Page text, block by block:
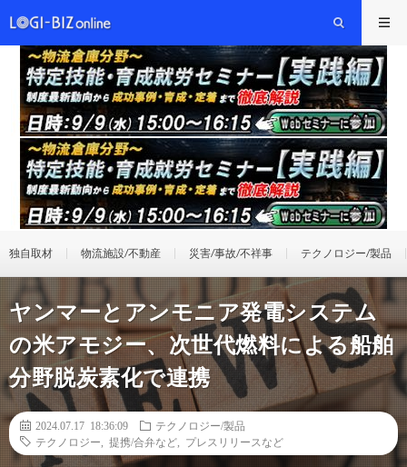
独自取材 物流施設/不動産 災害/事故/不祥事 テクノロジー/製品
ヤンマーとアンモニア発電システム
の米アモジー、次世代燃料による船舶
分野脱炭素化で連携
2024.07.17 18:36:09
テクノロジー/製品
テクノロジー
提携/合弁など プレスリリースなど